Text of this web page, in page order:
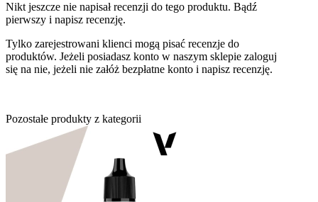
Nikt jeszcze nie napisał recenzji do tego produktu. Bądź
pierwszy i napisz recenzję.
Tylko zarejestrowani klienci mogą pisać recenzje do
produktów. Jeżeli posiadasz konto w naszym sklepie zaloguj
się na nie, jeżeli nie załóż bezpłatne konto i napisz recenzję.
Pozostałe produkty z kategorii